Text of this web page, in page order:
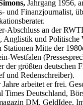
Jahrgang 1956,
und Finanzjournalist,
Abschluss an der
Anglistik und Politische
Stationen Mitte der
Westfalen
der größten deutschen
und Redenschreiber).
arbeitet er frei.
Times Deutschland,
DM, GeldIdee,